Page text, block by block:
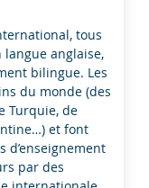
tous
anglaise,
bilingue. Les
du monde (des
Turquie, de
et font
par des